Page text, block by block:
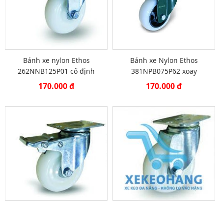
Bánh xe nylon Ethos
262NNB125P01 cố định
170.000 đ
Bánh xe Nylon Ethos
381NPB075P62 xoay
170.000 đ